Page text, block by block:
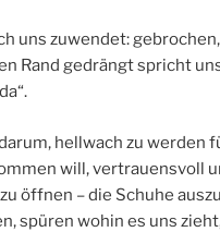
uns zuwendet:
Rand gedrängt spricht
hellwach zu werden
will, vertrauensvoll
öffnen – die Schuhe
spüren wohin es uns